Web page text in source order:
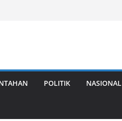
POLITIK NASIONAL